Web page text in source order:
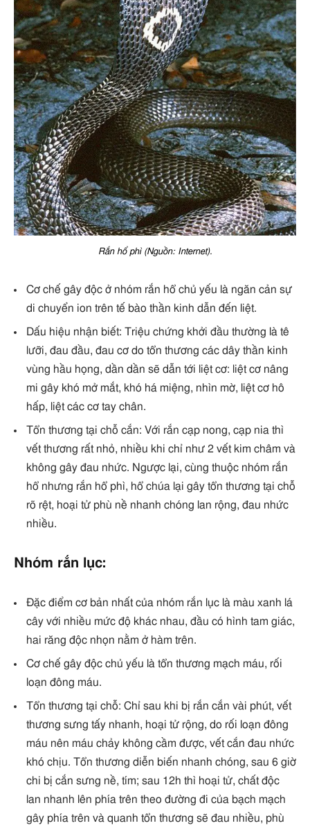
Rắn hổ phì (Nguồn: Internet).
Cơ chế gây độc ở nhóm rắn hổ chủ yếu là ngăn cản sự
di chuyển ion trên tế bào thần kinh dẫn đến liệt.
Dấu hiệu nhận biết: Triệu chứng khởi đầu thường là tê
lưỡi, đau đầu, đau cơ do tổn thương các dây thần kinh
vùng hầu họng, dần dần sẽ dẫn tới liệt cơ: liệt cơ nâng
mi gây khó mở mắt, khó há miệng, nhìn mờ, liệt cơ hô
hấp, liệt các cơ tay chân.
Tổn thương tại chỗ cắn: Với rắn cạp nong, cạp nia thì
vết thương rất nhỏ, nhiều khi chỉ như 2 vết kim châm và
không gây đau nhức. Ngược lại, cùng thuộc nhóm rắn
hổ nhưng rắn hổ phì, hổ chúa lại gây tổn thương tại chỗ
rõ rệt, hoại tử phù nề nhanh chóng lan rộng, đau nhức
nhiều.
Nhóm rắn lục:
Đặc điểm cơ bản nhất của nhóm rắn lục là màu xanh lá
cây với nhiều mức độ khác nhau, đầu có hình tam giác,
hai răng độc nhọn nằm ở hàm trên.
Cơ chế gây độc chủ yếu là tổn thương mạch máu, rối
loạn đông máu.
Tổn thương tại chỗ: Chỉ sau khi bị rắn cắn vài phút, vết
thương sưng tấy nhanh, hoại tử rộng, do rối loạn đông
máu nên máu chảy không cầm được, vết cắn đau nhức
khó chịu. Tổn thương diễn biến nhanh chóng, sau 6 giờ
chi bị cắn sưng nề, tím; sau 12h thì hoại tử, chất độc
lan nhanh lên phía trên theo đường đi của bạch mạch
gây phía trên và quanh tổn thương sẽ đau nhiều, phù